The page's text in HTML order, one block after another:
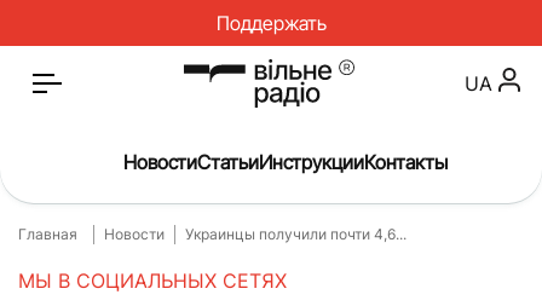
Поддержать
Главная
Новости
UA
НовостиСтатьиИнструкцииКонтакты
Главная Новости Украинцы получили почти 4,6...
МЫ В СОЦИАЛЬНЫХ СЕТЯХ